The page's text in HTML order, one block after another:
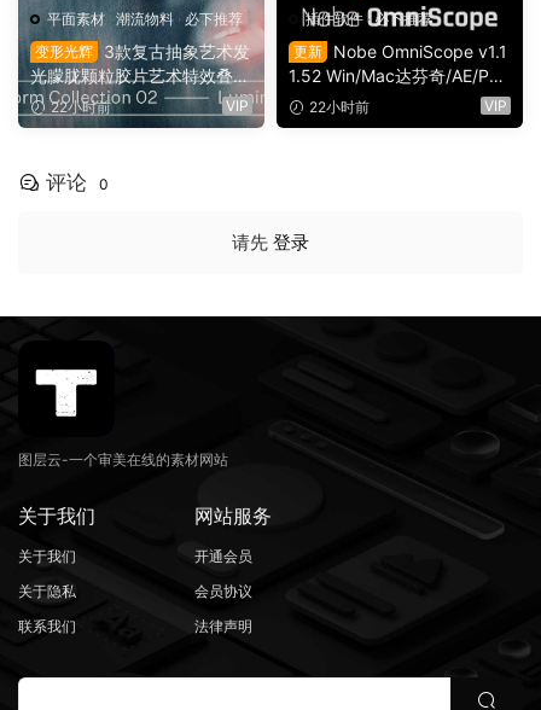
平面素材· 潮流物料 · 必下推荐
变形光辉
3款复古抽象艺术发
光朦胧颗粒胶片艺术特效叠加
PSD特效样机组合 Orbyt Stu
dio – Transform Collection 0
22小时前 VIP
插件软件 ·必下推荐
更新
Nobe OmniScope v1.1
1.52 Win/Mac达芬奇/AE/PR/
OFX视频调色万能示波器插件
（9753）
22小时前 VIP
评论 0
请先 登录
图层云-一个审美在线的素材网站
关于我们
关于我们
关于隐私
联系我们
网站服务
开通会员
会员协议
法律声明